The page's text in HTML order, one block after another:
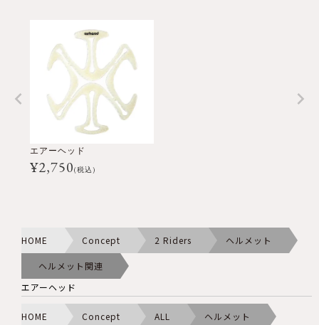
エアーヘッド
¥2,750(税込)
HOME Concept 2 Riders ヘルメット
ヘルメット関連
エアーヘッド
HOME Concept ALL ヘルメット